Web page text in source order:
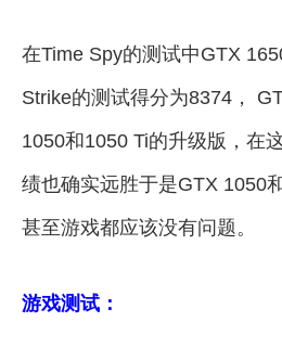
在Time Spy的测试中GTX
Strike的测试得分为8374，
1050和1050 Ti的升级版，在
绩也确实远胜于是GTX 1050
甚至游戏都应该没有问题。
游戏测试：